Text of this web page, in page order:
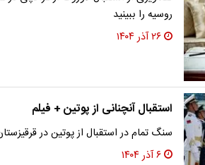
روسیه را ببینید
۲۶ آذر ۱۴۰۴
استقبال آنچنانی از پوتین + فیلم
سنگ تمام در استقبال از پوتین در
۶ آذر ۱۴۰۴